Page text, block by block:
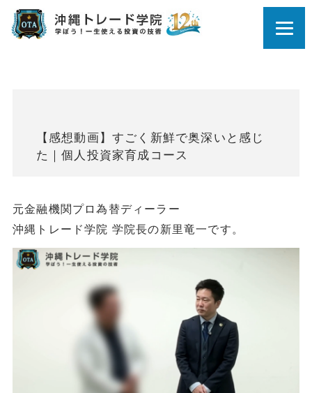
【感想動画】すごく新鮮で奥深いと感じ
た｜個人投資家育成コース
元金融機関プロ為替ディーラー
沖縄トレード学院 学院長の新里竜一です。